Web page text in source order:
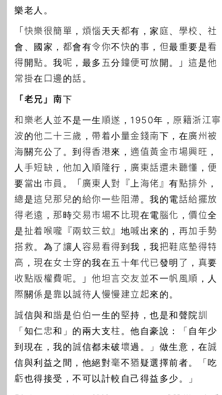
樂老人。
「快樂很簡單，煩惱天天都有，家庭、學校、社
會、國家，都會有令你不快的事，但最重要是看
得開點。我呢，最多五分鐘便可放開。」這是他
常掛在口邊的話。
「老兄」南下
和樂老人並不是一生順遂，1950年，原籍浙江寧
波的他二十三歲，帶着小量金錢南下，在廣州被
海關充公了。到得香港來，適值黃金市場興旺，
人手短缺，他加入順隆行，廣東話還未聽懂，便
要當出市員。「廣東人對『上海佬』有點排外，
總是這兒那兒的給你一些阻滯。我的電話給擺放
得老遠，那時交易市場不比現在電腦化，價位全
是扯着喉嚨『兩蚊三蚊』地喊出來的，再加手勢
搭救。為了讓人容易看得到我，我把鞋底墊得特
高，現在女士穿的我在五十年代已發明了，真要
收點版權費呢。」他坦言交友並不一帆風順，人
際關係是靠以誠待人慢慢建立起來的。
誠信與和諧是伯伯一生的堅持，也是和聲院訓
「知仁忠和」的兩大支柱。他自豪說：「自年少
到現在，我的誠信都未破壞過。」做生意，在誠
信與利益之間，他絕對毫不猶疑選擇前者。「吃
虧也得接受，不可以計較自己得益多少。」